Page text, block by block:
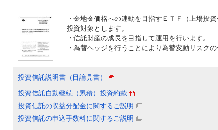
・金地金価格への連動を目指すＥＴＦ（上場投
投資対象とします。
・信託財産の成長を目指して運用を行います。
・為替ヘッジを行うことにより為替変動リスク
投資信託説明書（目論見書）
投資信託自動継続（累積）投資約款
投資信託の収益分配金に関するご説明
投資信託の申込手数料に関するご説明